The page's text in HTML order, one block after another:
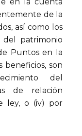
de la
así como los
patrimonio
Puntos en la
son
del
de relación
ley, o (iv) por